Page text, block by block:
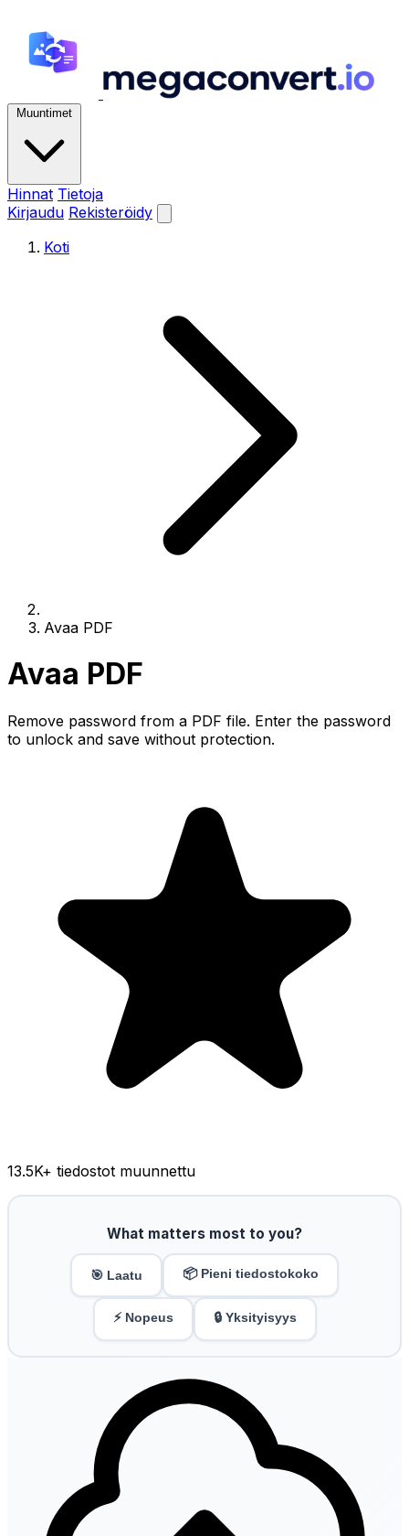
Muuntimet
Hinnat Tietoja
Kirjaudu Rekisteröidy
Koti
Avaa PDF
Avaa PDF
Remove password from a PDF file. Enter the password
to unlock and save without protection.
13.5K+ tiedostot muunnettu
What matters most to you?
🎯 Laatu 📦 Pieni tiedostokoko
⚡ Nopeus 🔒 Yksityisyys